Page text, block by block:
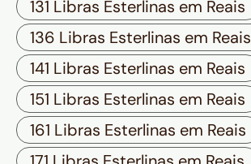
131 Libras Esterlinas em Reais
136 Libras Esterlinas em Reais
141 Libras Esterlinas em Reais
151 Libras Esterlinas em Reais
161 Libras Esterlinas em Reais